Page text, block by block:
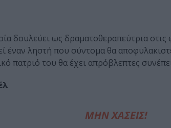
δουλεύει ως δραματοθεραπεύτρια στις
έναν ληστή που σύντομα θα
πατριό του θα έχει απρόβλεπτες
ΜΗΝ ΧΑΣΕΙΣ!